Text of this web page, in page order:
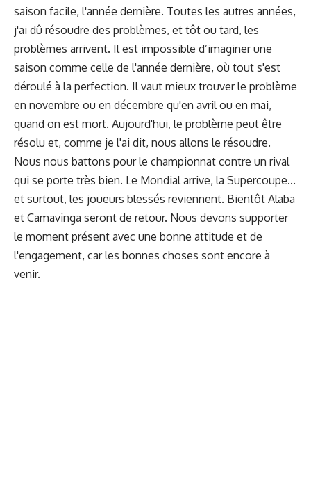
saison facile, l'année dernière. Toutes les autres années,
j'ai dû résoudre des problèmes, et tôt ou tard, les
problèmes arrivent. Il est impossible d’imaginer une
saison comme celle de l'année dernière, où tout s'est
déroulé à la perfection. Il vaut mieux trouver le problème
en novembre ou en décembre qu'en avril ou en mai,
quand on est mort. Aujourd'hui, le problème peut être
résolu et, comme je l'ai dit, nous allons le résoudre.
Nous nous battons pour le championnat contre un rival
qui se porte très bien. Le Mondial arrive, la Supercoupe...
et surtout, les joueurs blessés reviennent. Bientôt Alaba
et Camavinga seront de retour. Nous devons supporter
le moment présent avec une bonne attitude et de
l'engagement, car les bonnes choses sont encore à
venir.